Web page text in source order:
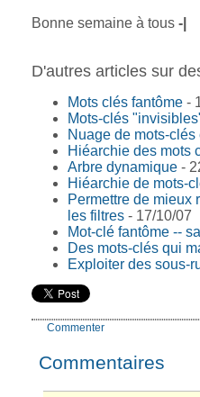
Bonne semaine à tous -|
D'autres articles sur
Mots clés fantôme -
Mots-clés
Nuage de mots-clés
Hiéarchie des mots
Arbre dynamique -
Hiéarchie de mots-
Permettre de mieux
les filtres - 17/10/07
Mot-clé fantôme --
Des mots-clés qui
Exploiter des sous-
Commenter
Commentaires